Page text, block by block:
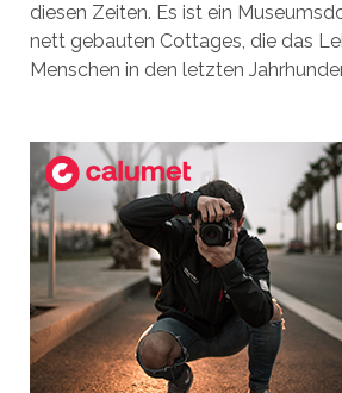
diesen Zeiten. Es ist ein
nett gebauten Cottages, die das
Menschen in den letzten